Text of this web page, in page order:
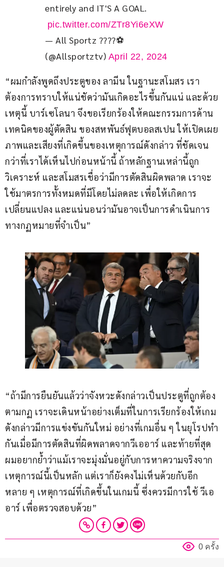
entirely and IT'S A GOAL.
pic.twitter.com/ZTr8Yi6eXW
— All Sportz ????⚽
(@Allsportztv) April 22, 2024
“ผมกำลังพูดถึงประตูของ ลามีน ในฐานะสโมสร เรา
ต้องการทราบให้แน่ชัดว่ามันเกิดอะไรขึ้นกันแน่ และด้วย
เหตุนี้ บาร์เซโลนา จึงขอเรียกร้องให้คณะกรรมการด้าน
เทคนิคของผู้ตัดสิน ของสหพันธ์ฟุตบอลสเปน ให้เปิดเผย
ภาพและเสียงที่เกิดขึ้นของเหตุการณ์ดังกล่าว ที่ชัดเจน
กว่าที่เราได้เห็นไปก่อนหน้านี้ ถ้าหลักฐานเหล่านี้ถูก
วิเคราะห์ และสโมสรเชื่อว่ามีการตัดสินผิดพลาด เราจะ
ใช้มาตรการทั้งหมดที่มีโดยไม่ลดละ เพื่อให้เกิดการ
เปลี่ยนแปลง และแน่นอนว่ามันอาจเป็นการดำเนินการ
ทางกฏหมายที่จำเป็น”
“ถ้ามีการยืนยันแล้วว่าจังหวะดังกล่าวเป็นประตูที่ถูกต้อง
ตามกฏ เราจะเดินหน้าอย่างเต็มที่ในการเรียกร้องให้เกม
ดังกล่าวมีการแข่งขันกันใหม่ อย่างที่เกมอื่น ๆ ในยุโรปทำ
กันเมื่อมีการตัดสินที่ผิดพลาดจากวีเออาร์ และท้ายที่สุด
ผมอยากย้ำว่าแม้เราจะมุ่งมั่นอยู่กับการหาความจริงจาก
เหตุการณ์นี้เป็นหลัก แต่เราก็ยังคงไม่เห็นด้วยกับอีก
หลาย ๆ เหตุการณ์ที่เกิดขึ้นในเกมนี้ ซึ่งควรมีการใช้ วีเอ
อาร์ เพื่อตรวจสอบด้วย”
0 ครั้ง